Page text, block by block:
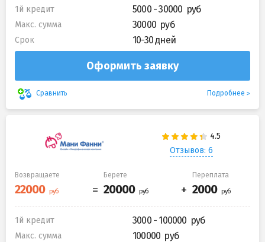
1й кредит 5000 - 30000
Макс. сумма 30000
Срок 10-30 дней
Оформить заявку
Сравнить Подробнее
Отзывов: 6
Возвращаете Берете Переплата
1й кредит 3000 - 100000
Макс. сумма 100000